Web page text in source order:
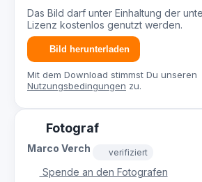
Das Bild darf unter Einhaltung der
Lizenz kostenlos genutzt werden.
Bild herunterladen
Mit dem Download stimmst Du unseren
Nutzungsbedingungen zu.
Fotograf
Marco Verch verifiziert
Spende an den Fotografen